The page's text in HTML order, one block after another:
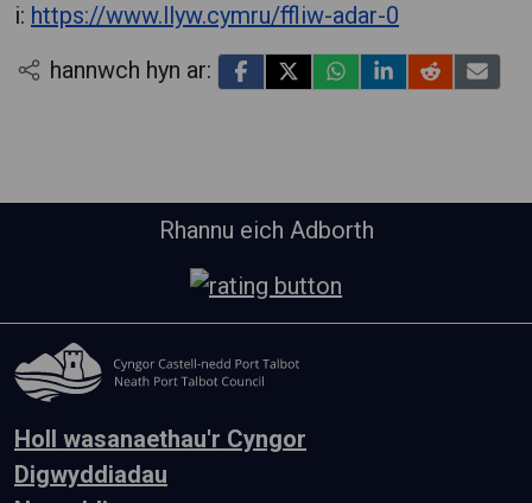
i: https://www.llyw.cymru/ffliw-adar-0
hannwch hyn ar:
Rhannu eich Adborth
Holl wasanaethau'r Cyngor
Digwyddiadau